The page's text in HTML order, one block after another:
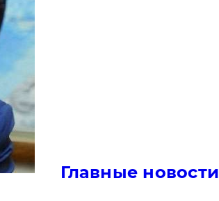
Главные новости